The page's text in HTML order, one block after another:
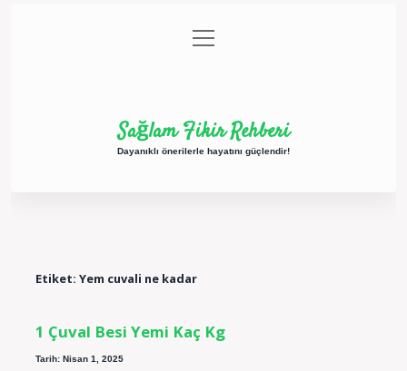
Gizlilik Politikası
menüyü
aç
Sağlam Fikir Rehberi
Dayanıklı önerilerle hayatını güçlendir!
Etiket: Yem cuvali ne kadar
1 Çuval Besi Yemi Kaç Kg
Tarih: Nisan 1, 2025